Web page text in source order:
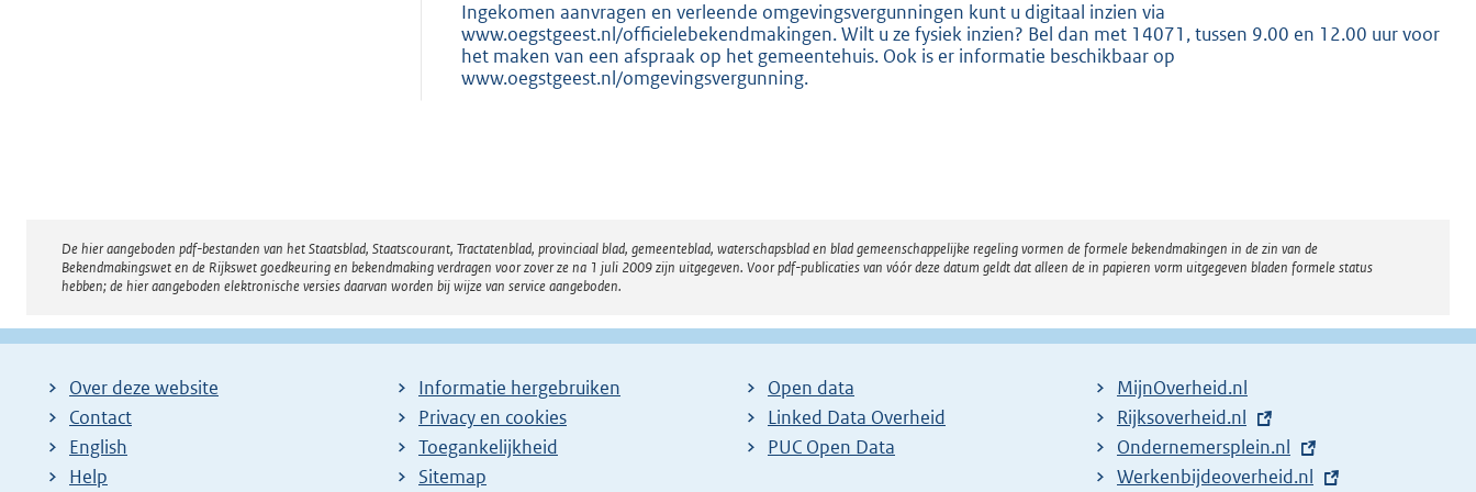
2
9
Ingekomen aanvragen en verleende omgevingsvergunningen kunt u digitaal inzien via
www.oegstgeest.nl/officielebekendmakingen. Wilt u ze fysiek inzien? Bel dan met 14071, tussen 9.00 en 12.00 uur voor
het maken van een afspraak op het gemeentehuis. Ook is er informatie beschikbaar op
www.oegstgeest.nl/omgevingsvergunning.
Disclaimer
De hier aangeboden pdf-bestanden van het Staatsblad, Staatscourant, Tractatenblad, provinciaal blad, gemeenteblad, waterschapsblad en blad gemeenschappelijke regeling vormen de formele bekendmakingen in de zin van de
Bekendmakingswet en de Rijkswet goedkeuring en bekendmaking verdragen voor zover ze na 1 juli 2009 zijn uitgegeven. Voor pdf-publicaties van vóór deze datum geldt dat alleen de in papieren vorm uitgegeven bladen formele status
hebben; de hier aangeboden elektronische versies daarvan worden bij wijze van service aangeboden.
Over deze website
Contact
English
Help
Informatie hergebruiken
Privacy en cookies
Toegankelijkheid
Sitemap
Open data
Linked Data Overheid
PUC Open Data
MijnOverheid.nl
E
x
t
Rijksoverheid.nl
E
x
Ondernemersplein.nl
E
Werkenbijdeoverheid.nl